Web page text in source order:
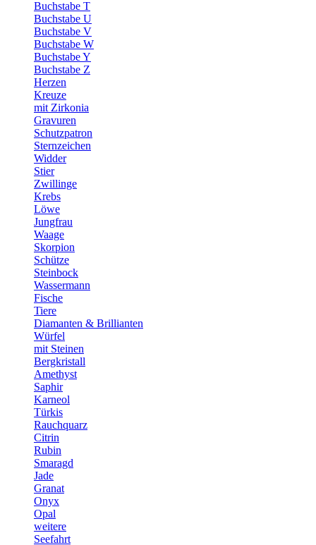
Buchstabe T
Buchstabe U
Buchstabe V
Buchstabe W
Buchstabe Y
Buchstabe Z
Herzen
Kreuze
mit Zirkonia
Gravuren
Schutzpatron
Sternzeichen
Widder
Stier
Zwillinge
Krebs
Löwe
Jungfrau
Waage
Skorpion
Schütze
Steinbock
Wassermann
Fische
Tiere
Diamanten & Brillianten
Würfel
mit Steinen
Bergkristall
Amethyst
Saphir
Karneol
Türkis
Rauchquarz
Citrin
Rubin
Smaragd
Jade
Granat
Onyx
Opal
weitere
Seefahrt